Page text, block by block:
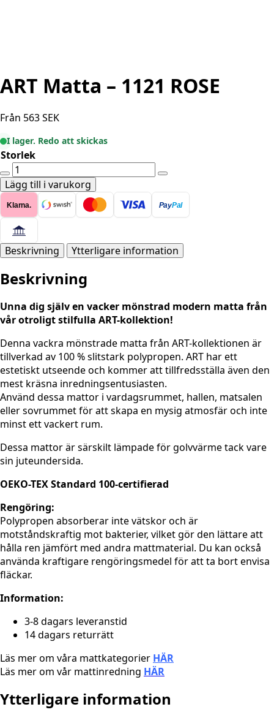
ART Matta – 1121 ROSE
Från 563SEK
I lager. Redo att skickas
Storlek
ART
Matta
-
1121
ROSE
mängd
Lägg till i varukorg
Klarna. PayPal
Beskrivning Ytterligare information
Beskrivning
Unna dig själv en vacker mönstrad modern matta från
vår otroligt stilfulla ART-kollektion!
Denna vackra mönstrade matta från ART-kollektionen är
tillverkad av 100 % slitstark polypropen. ART har ett
estetiskt utseende och kommer att tillfredsställa även den
mest kräsna inredningsentusiasten.
Använd dessa mattor i vardagsrummet, hallen, matsalen
eller sovrummet för att skapa en mysig atmosfär och inte
minst ett vackert rum.
Dessa mattor är särskilt lämpade för golvvärme tack vare
sin juteundersida.
OEKO-TEX Standard 100-certifierad
Rengöring:
Polypropen absorberar inte vätskor och är
motståndskraftig mot bakterier, vilket gör den lättare att
hålla ren jämfört med andra mattmaterial. Du kan också
använda kraftigare rengöringsmedel för att ta bort envisa
fläckar.
Information:
3-8 dagars leveranstid
14 dagars returrätt
Läs mer om våra mattkategorier HÄR
Läs mer om vår mattinredning HÄR
Ytterligare information